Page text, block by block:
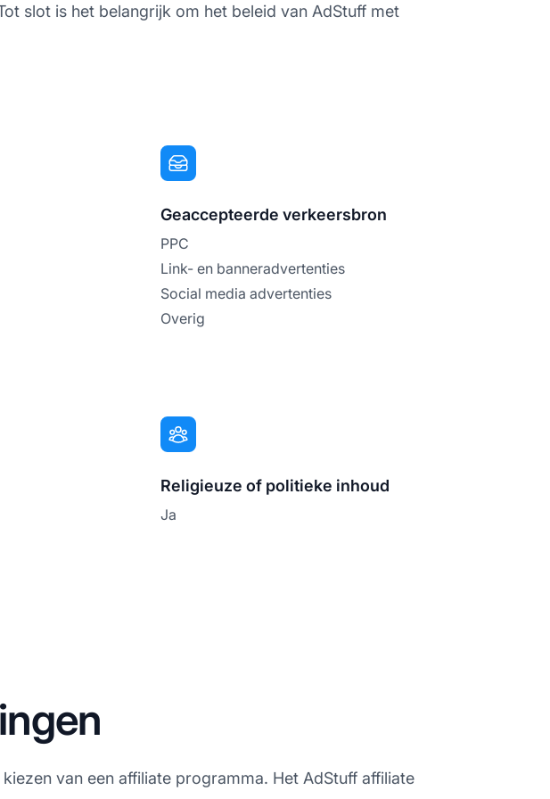
slot is het belangrijk om het beleid van AdStuff met
Geaccepteerde verkeersbron
PPC
Link- en banneradvertenties
Social media advertenties
Overig
Religieuze of politieke inhoud
Ja
van een affiliate programma. Het AdStuff affiliate